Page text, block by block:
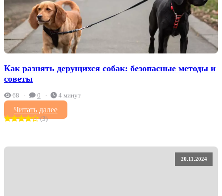
Как разнять дерущихся собак: безопасные методы и
советы
68 0 4 минут
Читать далее
(3)
20.11.2024